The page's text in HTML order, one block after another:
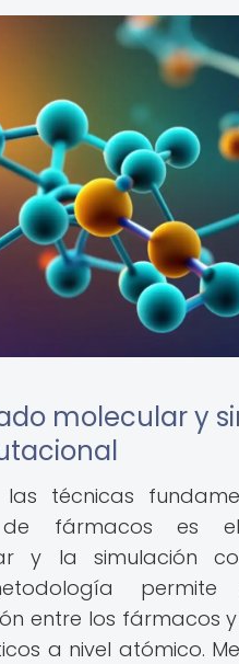
molecular y
técnicas
de fármacos es
y la simulación
permite
entre los fármacos
a nivel atómico.